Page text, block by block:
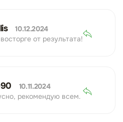
10.12.2024
от результата!
10.11.2024
рекомендую всем.